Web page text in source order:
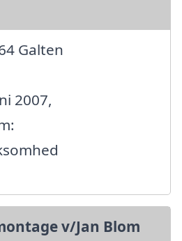
Galten
2007,
v/Jan Blom